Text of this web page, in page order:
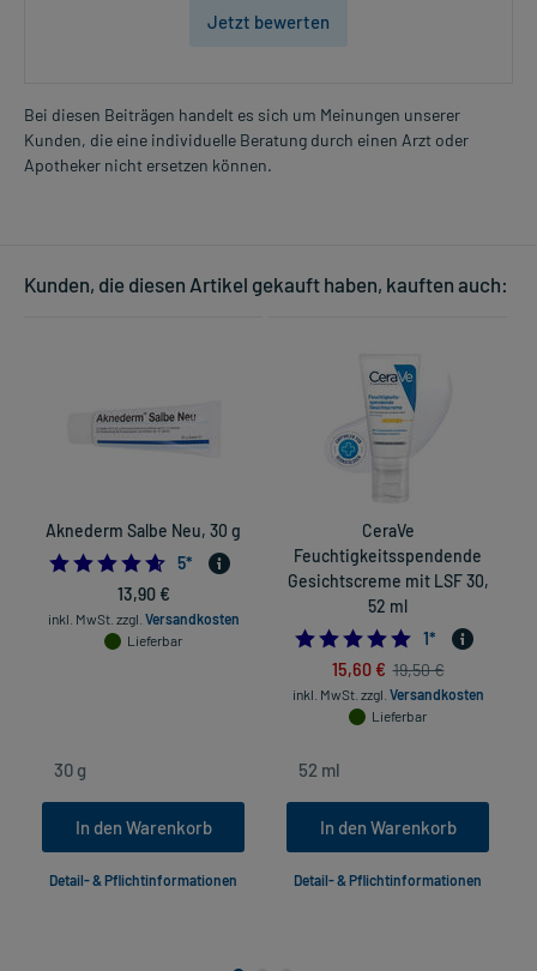
Jetzt bewerten
Bei diesen Beiträgen handelt es sich um Meinungen unserer
Kunden, die eine individuelle Beratung durch einen Arzt oder
Apotheker nicht ersetzen können.
Kunden, die diesen Artikel gekauft haben, kauften auch:
Aknederm Salbe Neu, 30 g
4.6
5*
13,90 €
inkl. MwSt. zzgl. Versandkosten
Lieferbar
In den Warenkorb
Detail- & Pflichtinformationen
CeraVe
Feuchtigkeitsspendende
Gesichtscreme mit LSF 30,
52 ml
5.0
1*
15,60 € 19,50 €
inkl. MwSt. zzgl. Versandkosten
Lieferbar
In den Warenkorb
Detail- & Pflichtinformationen